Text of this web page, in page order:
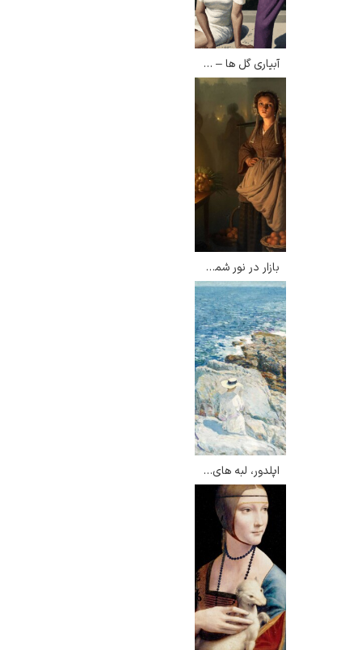
آبیاری گل ها – وانگ ژینگ وی
بازار در نور شمع – پتروس فن خندل
اپلدور، لبه های جنوبی – چایلد هسام